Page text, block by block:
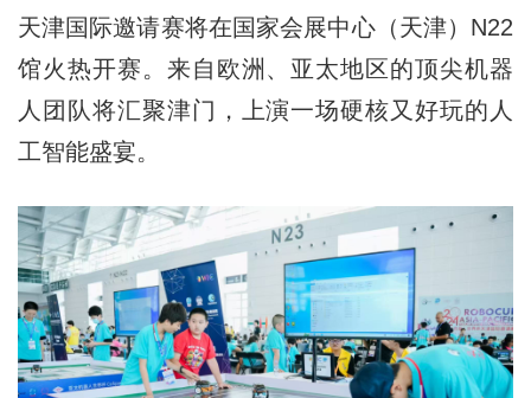
天津国际邀请赛将在国家会展中心（天津）N22
馆火热开赛。来自欧洲、亚太地区的顶尖机器
人团队将汇聚津门，上演一场硬核又好玩的人
工智能盛宴。